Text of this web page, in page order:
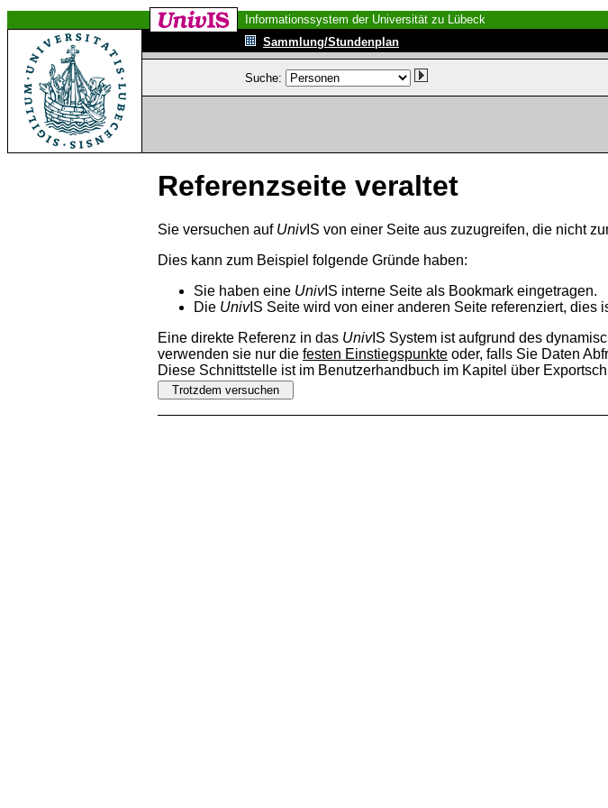
Informationssystem der Universität zu Lübeck
Sammlung/Stundenplan
Suche:
Referenzseite veraltet
Sie versuchen auf UnivIS von einer Seite aus zuzugreifen, die nicht
Dies kann zum Beispiel folgende Gründe haben:
Sie haben eine UnivIS interne Seite als Bookmark eingetragen.
Die UnivIS Seite wird von einer anderen Seite referenziert, dies
Eine direkte Referenz in das UnivIS System ist aufgrund des
verwenden sie nur die festen Einstiegspunkte oder, falls Sie Daten
Diese Schnittstelle ist im Benutzerhandbuch im Kapitel über